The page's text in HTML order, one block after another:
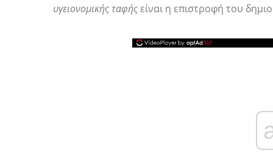
υγειονομικής ταφήςείναι η επιστροφή του